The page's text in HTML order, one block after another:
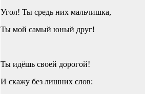
Угол! Ты средь них мальчишка,
Ты мой самый юный друг!
Ты идёшь своей дорогой!
И скажу без лишних слов: